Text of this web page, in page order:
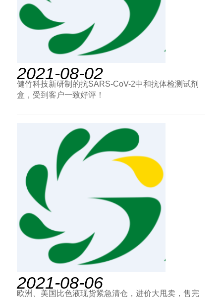
2021-08-02
健竹科技新研制的抗SARS-CoV-2中和抗体检测试剂
盒，受到客户一致好评！
2021-08-06
欧洲、美国比色液现货紧急清仓，进价大甩卖，售完